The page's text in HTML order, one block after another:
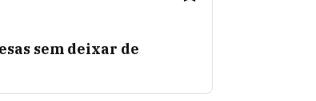
sem deixar de